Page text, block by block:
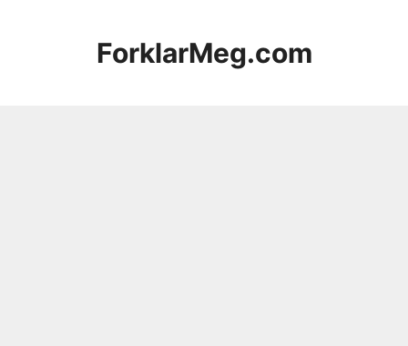
ForklarMeg.com